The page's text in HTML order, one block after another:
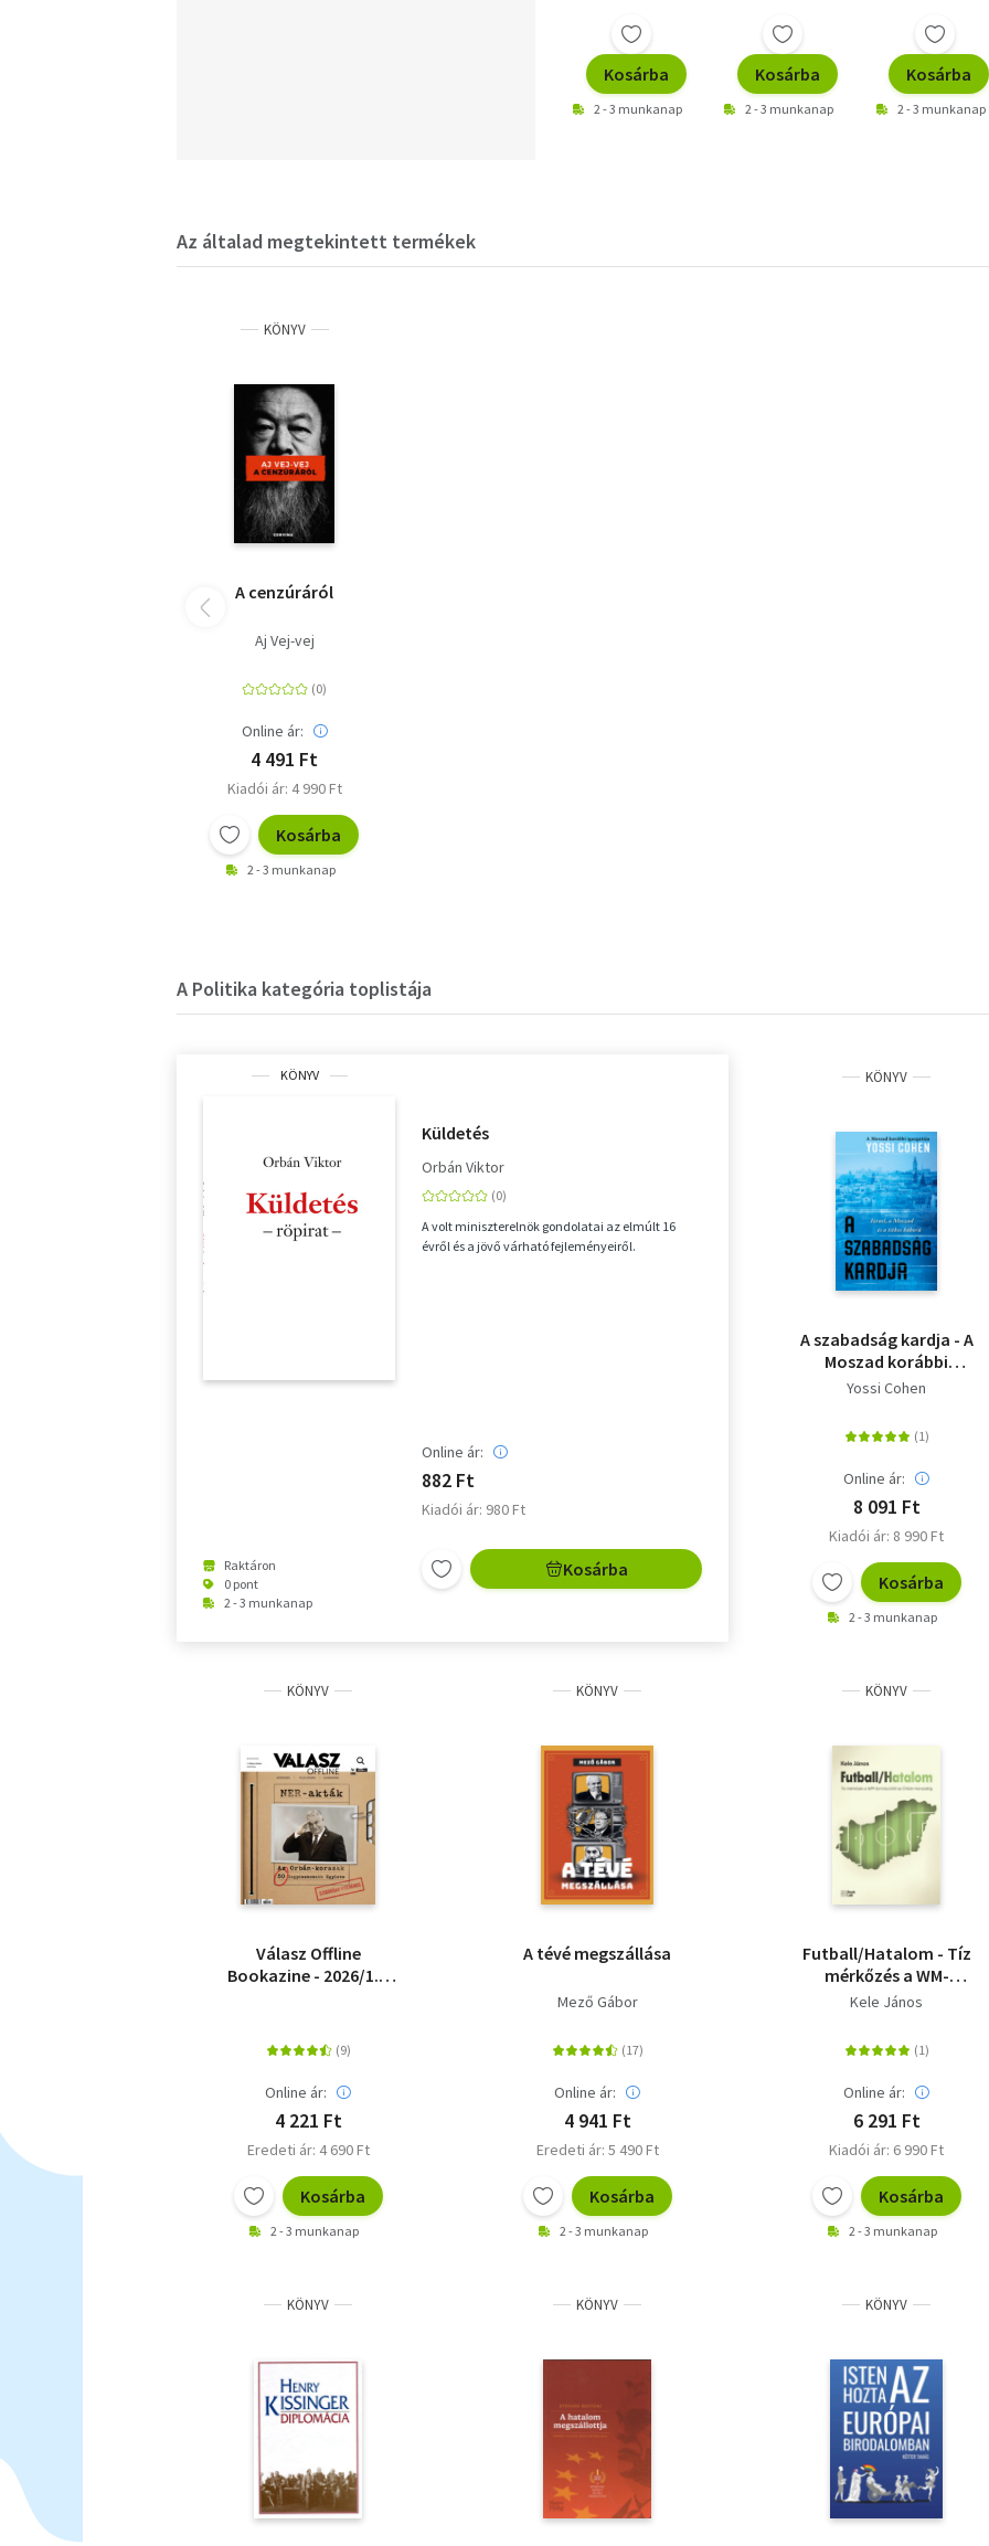
Kosárba
2 - 3 munkanap
Kosárba
2 - 3 munkanap
Kosárba
2 - 3 munkanap
Az általad megtekintett termékek
KÖNYV
A cenzúráról
Aj Vej-vej
Online ár:
4 491 Ft
Kiadói ár: 4 990 Ft
Kosárba
2 - 3 munkanap
A Politika kategória toplistája
KÖNYV
Raktáron
0 pont
2 - 3 munkanap
Küldetés
Orbán Viktor
A volt miniszterelnök gondolatai az elmúlt 16
évről és a jövő várható fejleményeiről.
Online ár:
882 Ft
Kiadói ár: 980 Ft
Kosárba
KÖNYV
A szabadság kardja - A
Moszad korábbi
igazgatója - Izrael, a
háború
Yossi Cohen
Online ár:
8 091 Ft
Kiadói ár: 8 990 Ft
Kosárba
2 - 3 munkanap
KÖNYV
Válasz Offline
Bookazine - 2026/1. -
legpiszkosabb ügylete
Online ár:
4 221 Ft
Eredeti ár: 4 690 Ft
Kosárba
2 - 3 munkanap
KÖNYV
A tévé megszállása
Mező Gábor
Online ár:
4 941 Ft
Eredeti ár: 5 490 Ft
Kosárba
2 - 3 munkanap
KÖNYV
Futball/Hatalom - Tíz
mérkőzés a WM-
formációtól az Orbán-
Kele János
Online ár:
6 291 Ft
Kiadói ár: 6 990 Ft
Kosárba
2 - 3 munkanap
KÖNYV KÖNYV KÖNYV